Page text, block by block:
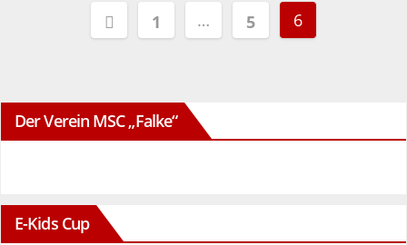
Seitennummerierung
der
1 … 5 6
Der Verein MSC „Falke“
E-Kids Cup